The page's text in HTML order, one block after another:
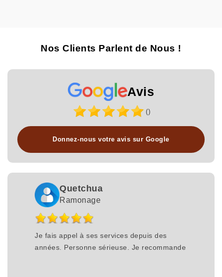
Nos Clients Parlent de Nous !
Avis
()
Donnez-nous votre avis sur Google
Quetchua
Ramonage
Je fais appel à ses services depuis des
années. Personne sérieuse. Je recommande